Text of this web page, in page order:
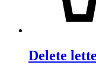
Delete